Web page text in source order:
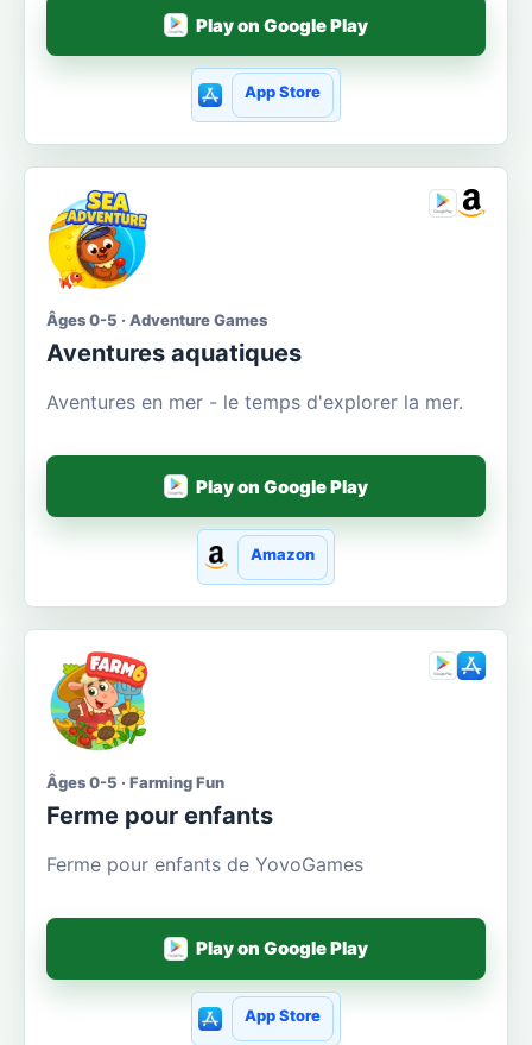
Play on Google Play
App Store
Âges 0-5 · Adventure Games
Aventures aquatiques
Aventures en mer - le temps d'explorer la mer.
Play on Google Play
Amazon
Âges 0-5 · Farming Fun
Ferme pour enfants
Ferme pour enfants de YovoGames
Play on Google Play
App Store